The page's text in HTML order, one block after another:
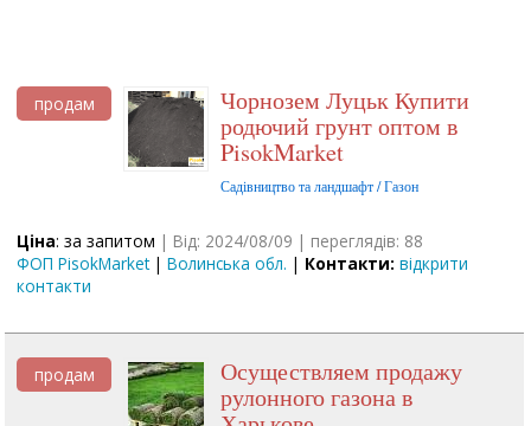
продам Чорнозем Луцьк Купити
родючий грунт оптом в
PisokMarket
Садівництво та ландшафт / Газон
Ціна: за запитом | Від: 2024/08/09 | переглядів: 88
ФОП PisokMarket|Волинська обл. | Контакти: відкрити
контакти
продам Осуществляем продажу
рулонного газона в